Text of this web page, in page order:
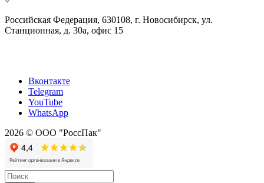
Российская Федерация, 630108, г. Новосибирск, ул.
Станционная, д. 30а, офис 15
Вконтакте
Telegram
YouTube
WhatsApp
2026 © ООО "РоссПак"